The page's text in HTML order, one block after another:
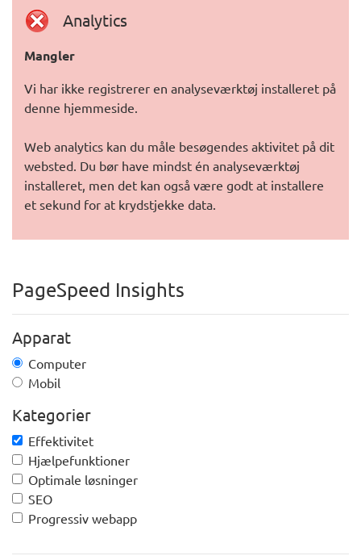
Analytics
Mangler
Vi har ikke registrerer en analyseværktøj installeret på
denne hjemmeside.
Web analytics kan du måle besøgendes aktivitet på dit
websted. Du bør have mindst én analyseværktøj
installeret, men det kan også være godt at installere
et sekund for at krydstjekke data.
PageSpeed Insights
Apparat
Computer
Mobil
Kategorier
Effektivitet
Hjælpefunktioner
Optimale løsninger
SEO
Progressiv webapp